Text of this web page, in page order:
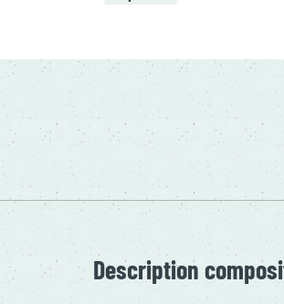
Description